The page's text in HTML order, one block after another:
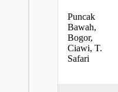
Puncak
Bawah,
Bogor,
Ciawi, T.
Safari